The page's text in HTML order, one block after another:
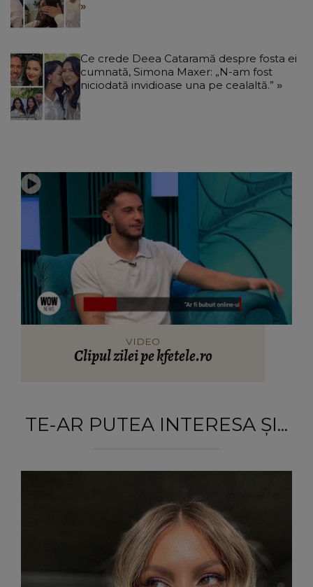
Ce crede Deea Cataramă despre fosta ei
cumnată, Simona Maxer: „N-am fost
niciodată invidioase una pe cealaltă.”
VIDEO
Clipul zilei pe kfetele.ro
TE-AR PUTEA INTERESA ȘI...